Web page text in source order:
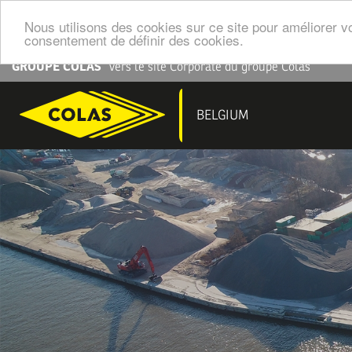
Nous utilisons des cookies sur ce site pour améliorer
consentement de définir des cookies.
Aller
au
principal
BELGIUM
GROUPE COLAS Vers le site Corporate du groupe Colas